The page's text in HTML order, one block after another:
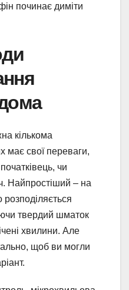
починає диміти
кількома
має свої переваги,
чи
Найпростіший – на
розподіляється
твердий шматок
хвилини. Але
щоб ви могли